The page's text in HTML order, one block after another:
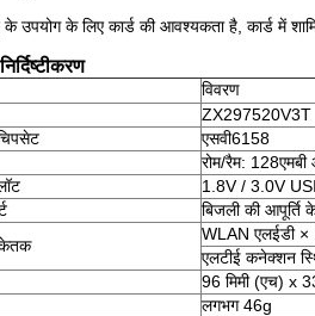
के उपयोग के लिए कार्ड की आवश्यकता है, कार्ड में
विवरण
ZX297520V3T
एसवी6158
रोम/रैम:
1.8V / 3.0V
बिजली की आपूर्ति
WLAN एलईडी ×
एलटीई कनेक्शन
96 मिमी (एच) x
लगभग 46g